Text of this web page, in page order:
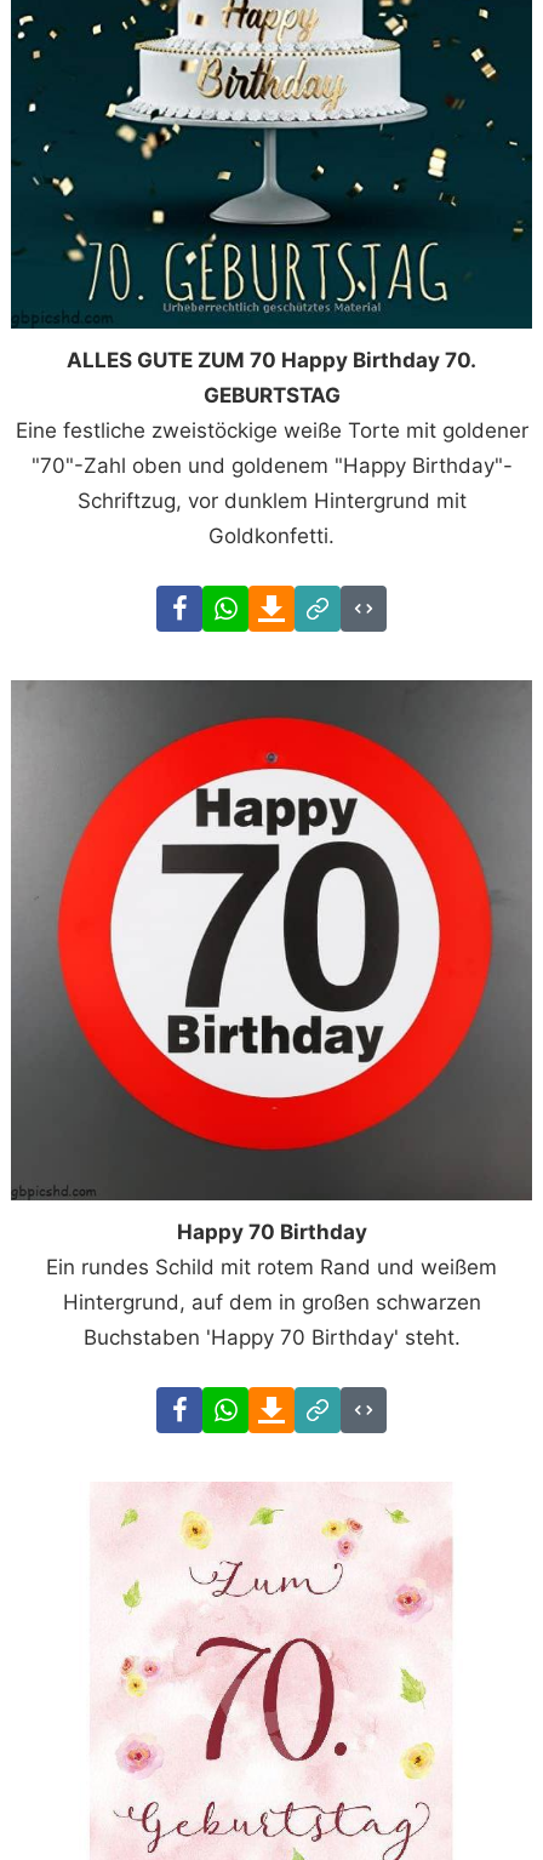
ALLES GUTE ZUM 70 Happy Birthday 70.
GEBURTSTAG
Eine festliche zweistöckige weiße Torte mit goldener
"70"-Zahl oben und goldenem "Happy Birthday"-
Schriftzug, vor dunklem Hintergrund mit
Goldkonfetti.
FacebookWhatsAppDownload
Link
Code
Happy 70 Birthday
Ein rundes Schild mit rotem Rand und weißem
Hintergrund, auf dem in großen schwarzen
Buchstaben 'Happy 70 Birthday' steht.
FacebookWhatsAppDownload
Link
Code